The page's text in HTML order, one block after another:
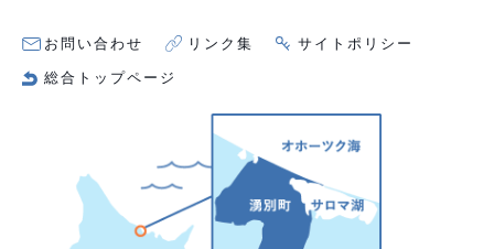
お問い合わせ リンク集 サイトポリシー
総合トップページ